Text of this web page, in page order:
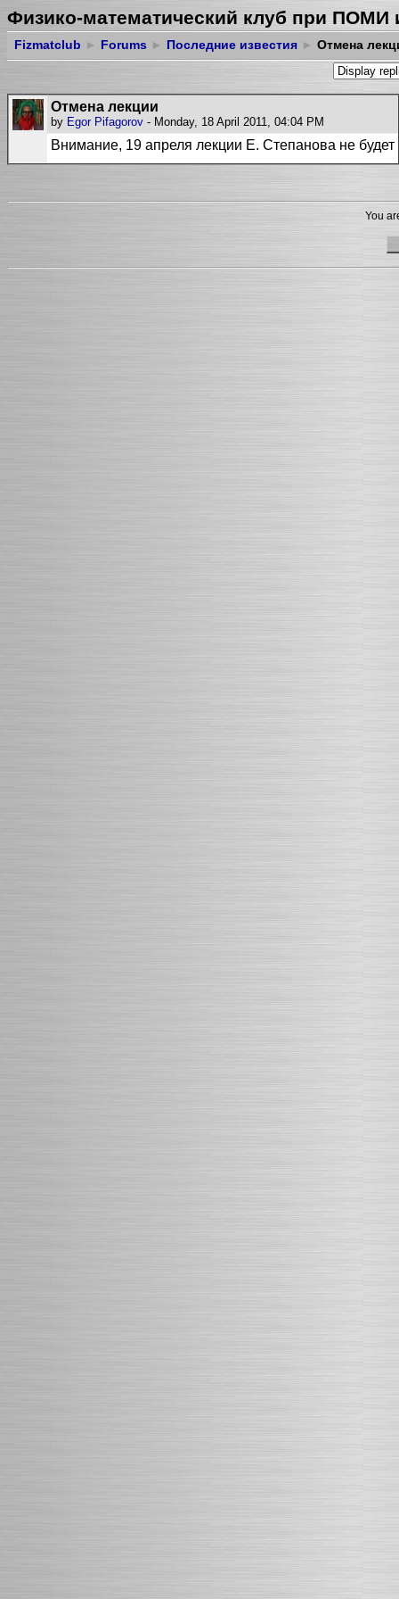
Физико-математический клуб при ПОМИ
Fizmatclub ► Forums ► Последние известия ► Отмена
Отмена лекции
by Egor Pifagorov - Monday, 18 April 2011, 04:04 PM
Внимание, 19 апреля лекции Е. Степанова не будет
You